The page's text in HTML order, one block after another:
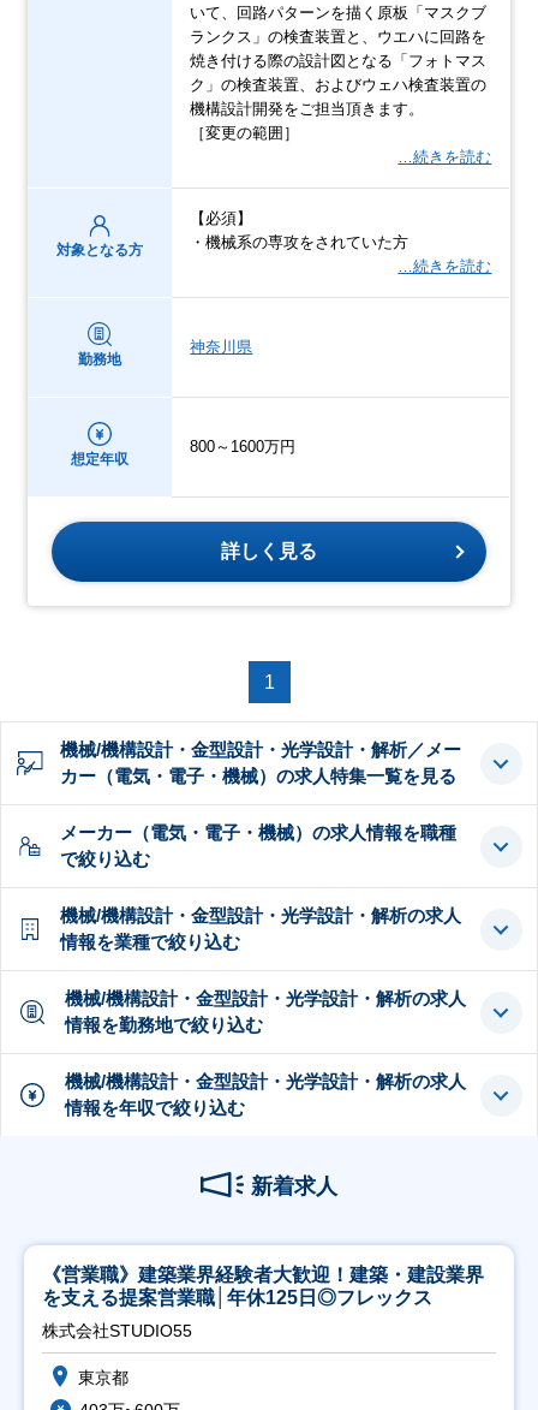
いて、回路パターンを描く原板「マスクブ
ランクス」の検査装置と、ウエハに回路を
焼き付ける際の設計図となる「フォトマス
ク」の検査装置、およびウェハ検査装置の
機構設計開発をご担当頂きます。
［変更の範囲］
…続きを読む
対象となる方
【必須】
・機械系の専攻をされていた方
…続きを読む
勤務地
神奈川県
想定年収
800～1600万円
詳しく見る
1
機械/機構設計・金型設計・光学設計・解析／メー
カー（電気・電子・機械）の求人特集一覧を見る
メーカー（電気・電子・機械）の求人情報を職種
で絞り込む
機械/機構設計・金型設計・光学設計・解析の求人
情報を業種で絞り込む
機械/機構設計・金型設計・光学設計・解析の求人
情報を勤務地で絞り込む
機械/機構設計・金型設計・光学設計・解析の求人
情報を年収で絞り込む
新着求人
《営業職》建築業界経験者大歓迎！建築・建設業界
を支える提案営業職│年休125日◎フレックス
株式会社STUDIO55
東京都